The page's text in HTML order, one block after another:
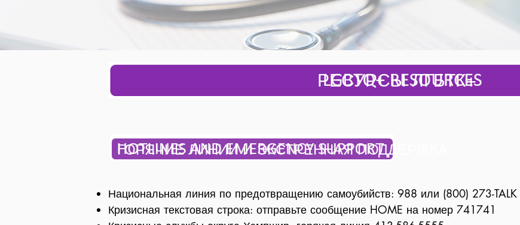
РЕСУРСЫ ЛГБТК+
ГОРЯЧИЕ ЛИНИИ И ЭКСТРЕННАЯ ПОДДЕРЖКА
Национальная линия по предотвращению самоубийств: 988 или (800) 273-
Кризисная текстовая строка: отправьте сообщение HOME на номер 741741